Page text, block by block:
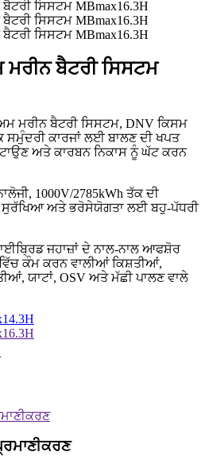
ਬੈਟਰੀ ਸਿਸਟਮ
ਮਰੀਨ ਬੈਟਰੀ ਸਿਸਟਮ, DNV ਕਿਸਮ
ਸਮੁੰਦਰੀ ਕਾਰਜਾਂ ਲਈ ਬਾਲਣ ਦੀ ਖਪਤ
ਅਤੇ ਕਾਰਬਨ ਨਿਕਾਸ ਨੂੰ ਘੱਟ ਕਰਨ
1000V/2785kWh ਤੱਕ ਦੀ
ਅਤੇ ਭਰੋਸੇਯੋਗਤਾ ਲਈ ਬਹੁ-ਪੱਧਰੀ
ਜਹਾਜ਼ਾਂ ਦੇ ਨਾਲ-ਨਾਲ ਆਫਸ਼ੋਰ
ਕੰਮ ਕਰਨ ਵਾਲੀਆਂ ਕਿਸ਼ਤੀਆਂ,
ਯਾਟਾਂ, OSV ਅਤੇ ਮੱਛੀ ਪਾਲਣ ਵਾਲੇ